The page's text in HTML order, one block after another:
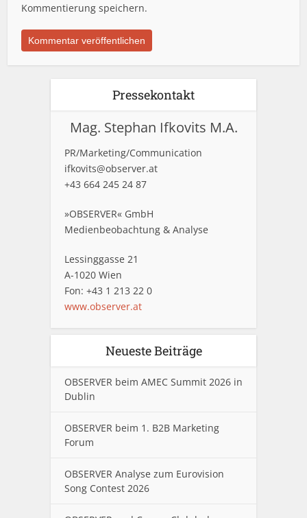
Kommentierung speichern.
Pressekontakt
Mag. Stephan Ifkovits M.A.
PR/Marketing/Communication
ifkovits@observer.at
+43 664 245 24 87
»OBSERVER« GmbH
Medienbeobachtung & Analyse
Lessinggasse 21
A-1020 Wien
Fon: +43 1 213 22 0
www.observer.at
Neueste Beiträge
OBSERVER beim AMEC Summit 2026 in
Dublin
OBSERVER beim 1. B2B Marketing
Forum
OBSERVER Analyse zum Eurovision
Song Contest 2026